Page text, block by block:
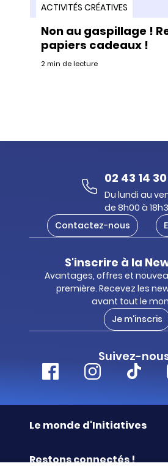
ACTIVITÉS CRÉATIVES
Non au gaspillage !
papiers cadeaux !
2 min de lecture
02 43 14
Du lundi au
de 8h00 à
Contactez-nous
S'inscrire à la
Avantages, offres et
première. Recevez les
avant tout le
Je m'inscris
Suivez-
Le monde d'Initiatives
Restons connectés !